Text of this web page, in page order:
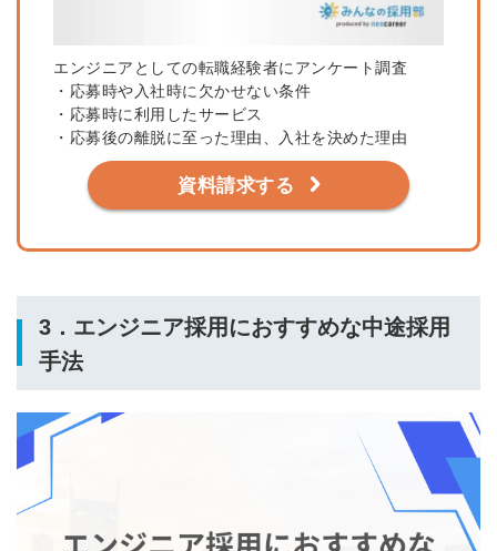
エンジニアとしての転職経験者にアンケート調査
・応募時や入社時に欠かせない条件
・応募時に利用したサービス
・応募後の離脱に至った理由、入社を決めた理由
資料請求する
3．エンジニア採用におすすめな中途採用
手法